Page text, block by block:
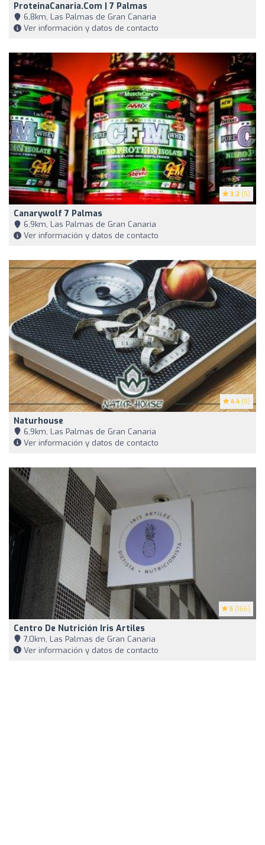
ProteinaCanaria.com | 7 Palmas
6,8km, Las Palmas de Gran Canaria
Ver información y datos de contacto
3.2 (5)
Canarywolf 7 Palmas
6,9km, Las Palmas de Gran Canaria
Ver información y datos de contacto
4.4 (5)
Naturhouse
6,9km, Las Palmas de Gran Canaria
Ver información y datos de contacto
5 (166)
Centro De Nutrición Iris Artiles
7,0km, Las Palmas de Gran Canaria
Ver información y datos de contacto